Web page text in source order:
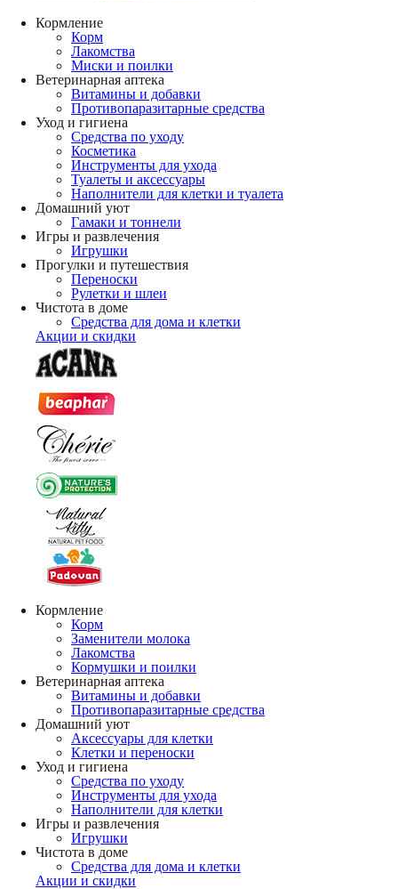
Кормление
Корм
Лакомства
Миски и поилки
Ветеринарная аптека
Витамины и добавки
Противопаразитарные средства
Уход и гигиена
Средства по уходу
Косметика
Инструменты для ухода
Туалеты и аксессуары
Наполнители для клетки и туалета
Домашний уют
Гамаки и тоннели
Игры и развлечения
Игрушки
Прогулки и путешествия
Переноски
Рулетки и шлеи
Чистота в доме
Средства для дома и клетки
Акции и скидки
Кормление
Корм
Заменители молока
Лакомства
Кормушки и поилки
Ветеринарная аптека
Витамины и добавки
Противопаразитарные средства
Домашний уют
Аксессуары для клетки
Клетки и переноски
Уход и гигиена
Средства по уходу
Инструменты для ухода
Наполнители для клетки
Игры и развлечения
Игрушки
Чистота в доме
Средства для дома и клетки
Акции и скидки